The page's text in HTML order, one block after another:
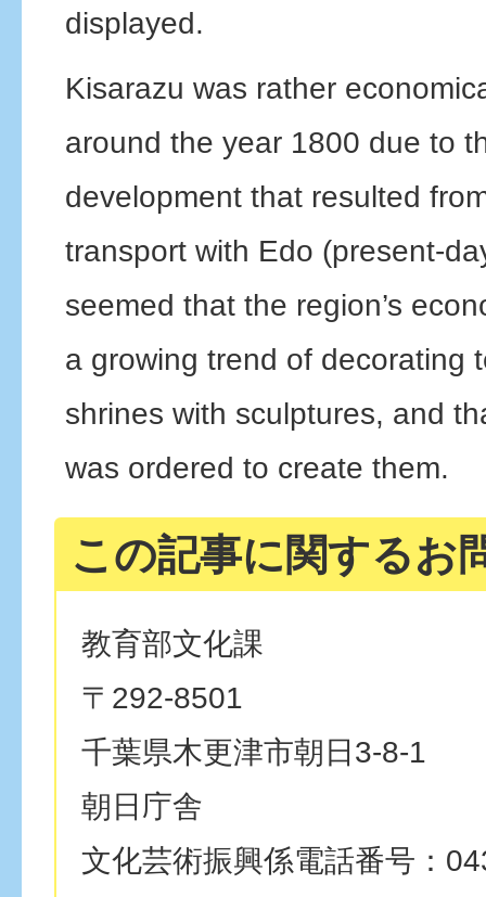
displayed.
Kisarazu was rather
around the year 1800 due to
development that resulted
transport with Edo (present-
seemed that the region’s
a growing trend of decorating
shrines with sculptures, and
was ordered to create them.
この記事に関するお
教育部文化課
〒292-8501
千葉県木更津市朝日3-8-1
朝日庁舎
文化芸術振興係電話番号：